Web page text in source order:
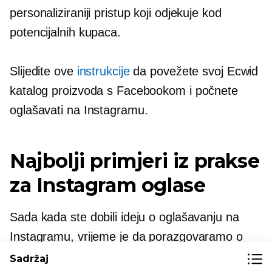
personaliziraniji pristup koji odjekuje kod
potencijalnih kupaca.
Slijedite ove instrukcijeda povežete svoj Ecwid
katalog proizvoda s Facebookom i počnete
oglašavati na Instagramu.
Najbolji primjeri iz prakse
za Instagram oglase
Sada kada ste dobili ideju o oglašavanju na
Instagramu, vrijeme je da porazgovaramo o
nekim najboljim primjerima iz prakse koji vam
Sadržaj